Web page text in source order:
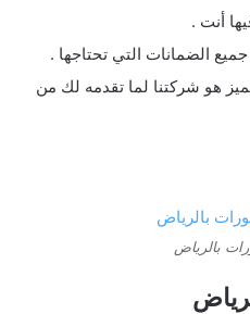
أنت .
الضمانات التي تحتاجها .
هو شركتنا لما تقدمه لك من
بالرياض